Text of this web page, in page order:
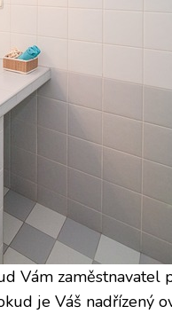
Vám zaměstnavatel
je Váš nadřízený